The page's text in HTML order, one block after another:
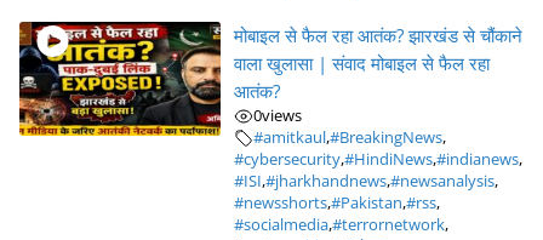
मोबाइल से फैल रहा आतंक? झारखंड से चौंकाने
वाला खुलासा | संवाद मोबाइल से फैल रहा
आतंक?
0views
#amitkaul,#BreakingNews,
#cybersecurity,#HindiNews,#indianews,
#ISI,#jharkhandnews,#newsanalysis,
#newsshorts,#Pakistan,#rss,
#socialmedia,#terrornetwork,